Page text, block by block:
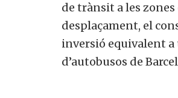
de trànsit a les
desplaçament, el
inversió equivalent
d’autobusos de